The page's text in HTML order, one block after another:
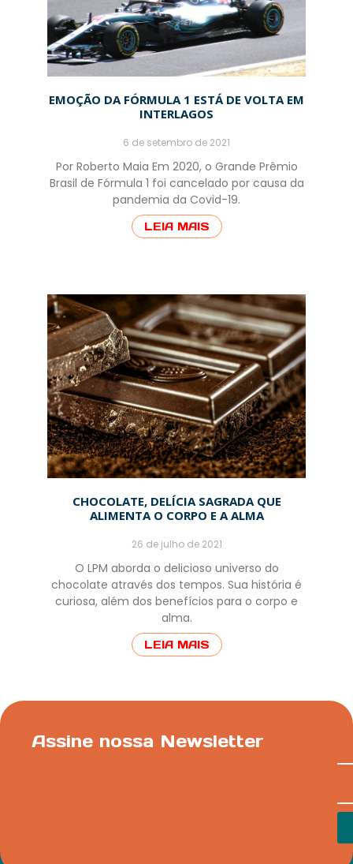
EMOÇÃO DA FÓRMULA 1 ESTÁ DE VOLTA EM
INTERLAGOS
6 de setembro de 2021
Por Roberto Maia Em 2020, o Grande Prêmio
Brasil de Fórmula 1 foi cancelado por causa da
pandemia da Covid-19.
LEIA MAIS
CHOCOLATE, DELÍCIA SAGRADA QUE
ALIMENTA O CORPO E A ALMA
26 de julho de 2021
O LPM aborda o delicioso universo do
chocolate através dos tempos. Sua história é
curiosa, além dos benefícios para o corpo e
alma.
LEIA MAIS
Assine nossa Newsletter